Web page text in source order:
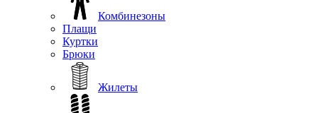
Комбинезоны
Плащи
Куртки
Брюки
Жилеты